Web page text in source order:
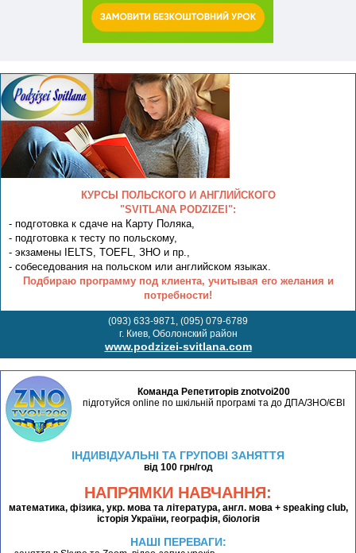
КУРСЫ ПОЛЬСКОГО И АНГЛИЙСКОГО
"SVITLANA PODZIZEI":
- подготовка к сдаче на Карту Поляка,
- подготовка к тесту по польскому,
- экзамены IELTS, TOEFL, ЗНО и пр.,
- собеседования на польском или английском языках.
Подбираю программу под клиента, учитывая его желания и
потребности!
(093) 633-9871, (095) 079-6789
г. Киев, Оболонский район
www.podzizei-svitlana.com
Команда Репетиторів znotvoi200
підготуйся online по шкільній програмі та до ДПА/ЗНО/ЄВІ
ІНДИВІДУАЛЬНІ ТА ГРУПОВІ ЗАНЯТТЯ
від 100 грн/год
НАПРЯМКИ НАВЧАННЯ:
математика, фізика, укр. мова та література, англ. мова + speaking club,
історія України, географія, біологія
НАШІ ПЕРЕВАГИ: